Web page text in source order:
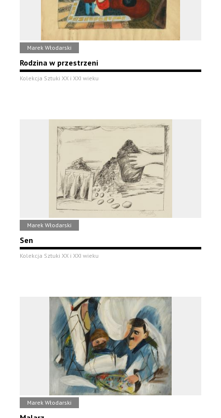
Marek Włodarski
Rodzina w przestrzeni
Kolekcja Sztuki XX i XXI wieku
Marek Włodarski
Sen
Kolekcja Sztuki XX i XXI wieku
Marek Włodarski